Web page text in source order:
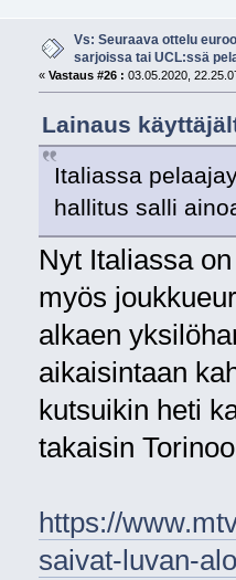
Vs: Seuraava ottelu
sarjoissa tai UCL:ssä
« Vastaus #26 : 03.05.2020,
Lainaus
Italiassa
hallitus salli
Nyt Italiassa
myös
alkaen
aikaisintaan
kutsuikin heti
takaisin
https://
saivat-luvan-